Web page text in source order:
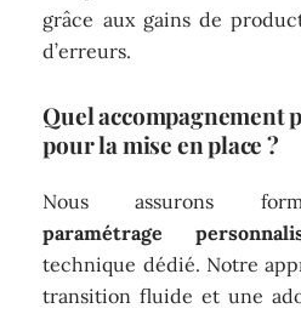
grâce aux gains de
d’erreurs.
Quel accompagnement
pour la mise en place ?
Nous assurons
paramétrage
technique dédié. Notre
transition fluide et une